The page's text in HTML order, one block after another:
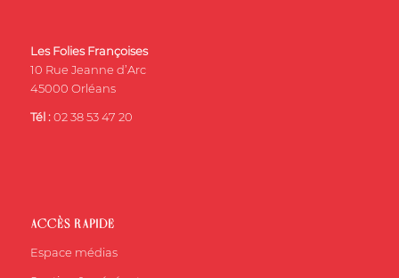
Les Folies Françoises
10 Rue Jeanne d’Arc
45000 Orléans
Tél : 02 38 53 47 20
ACCÈS RAPIDE
Espace médias